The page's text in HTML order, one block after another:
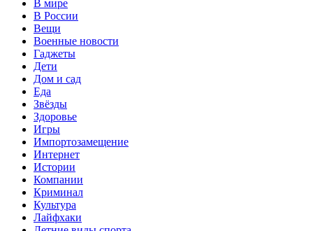
В мире
В России
Вещи
Военные новости
Гаджеты
Дети
Дом и сад
Еда
Звёзды
Здоровье
Игры
Импортозамещение
Интернет
Истории
Компании
Криминал
Культура
Лайфхаки